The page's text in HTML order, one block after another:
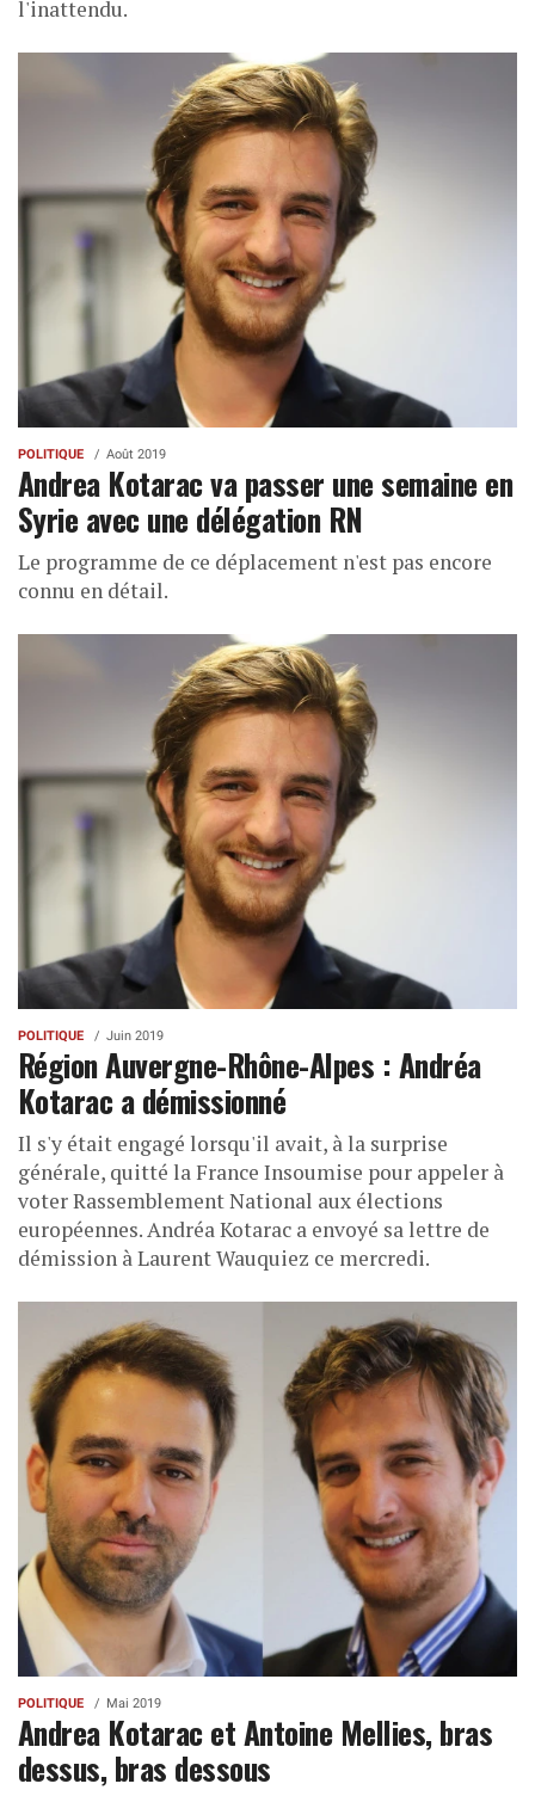
l'inattendu.
POLITIQUE Août 2019
Andrea Kotarac va passer une semaine en
Syrie avec une délégation RN
Le programme de ce déplacement n'est pas encore
connu en détail.
POLITIQUE Juin 2019
Région Auvergne-Rhône-Alpes : Andréa
Kotarac a démissionné
Il s'y était engagé lorsqu'il avait, à la surprise
générale, quitté la France Insoumise pour appeler à
voter Rassemblement National aux élections
européennes. Andréa Kotarac a envoyé sa lettre de
démission à Laurent Wauquiez ce mercredi.
POLITIQUE Mai 2019
Andrea Kotarac et Antoine Mellies, bras
dessus, bras dessous